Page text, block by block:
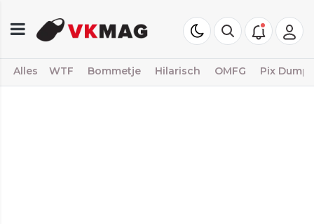
Alles WTF Bommetje Hilarisch OMFG Pix Dump